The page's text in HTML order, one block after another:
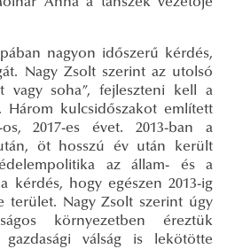
nagyon időszerű kérdés,
Nagy Zsolt szerint az utolsó
vagy soha”, fejleszteni kell a
Három kulcsidőszakot említett
2017-es évet. 2013-ban a
öt hosszú év után került
az állam- és a
kérdés, hogy egészen 2013-ig
terület. Nagy Zsolt szerint úgy
környezetben éreztük
válság is lekötötte